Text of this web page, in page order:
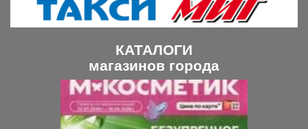
КАТАЛОГИ
магазинов города